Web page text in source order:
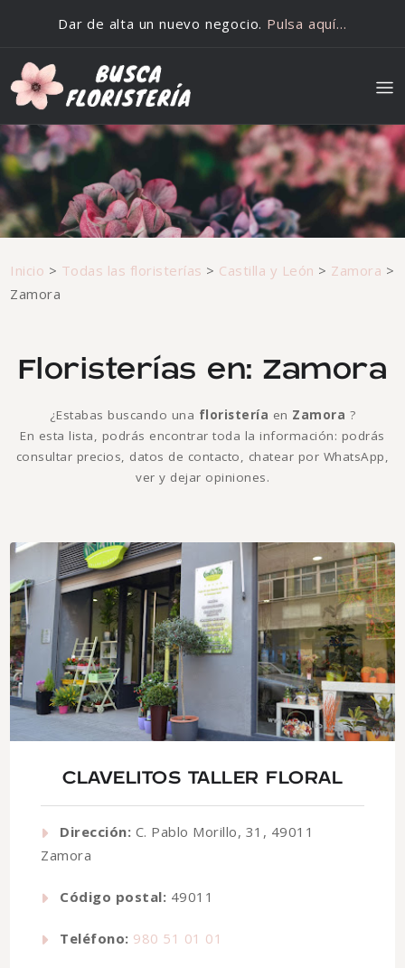
Dar de alta un nuevo negocio. Pulsa aquí…
Inicio > Todas las floristerías > Castilla y León > Zamora >
Zamora
Floristerías en: Zamora
¿Estabas buscando una floristería en Zamora ?
En esta lista, podrás encontrar toda la información: podrás
consultar precios, datos de contacto, chatear por WhatsApp,
ver y dejar opiniones.
CLAVELITOS TALLER FLORAL
Dirección: C. Pablo Morillo, 31, 49011
Zamora
Código postal: 49011
Teléfono: 980 51 01 01